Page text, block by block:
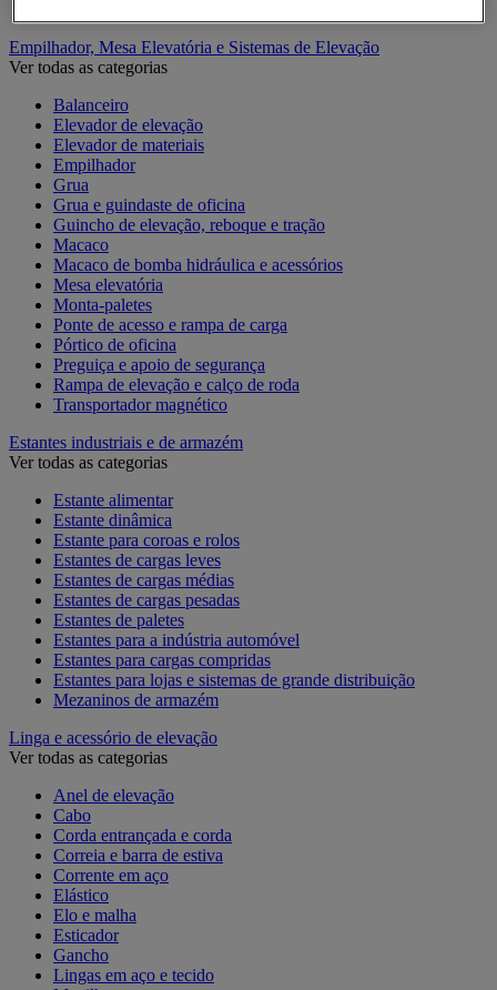
Empilhador, Mesa Elevatória e Sistemas de Elevação
Ver todas as categorias
Balanceiro
Elevador de elevação
Elevador de materiais
Empilhador
Grua
Grua e guindaste de oficina
Guincho de elevação, reboque e tração
Macaco
Macaco de bomba hidráulica e acessórios
Mesa elevatória
Monta-paletes
Ponte de acesso e rampa de carga
Pórtico de oficina
Preguiça e apoio de segurança
Rampa de elevação e calço de roda
Transportador magnético
Estantes industriais e de armazém
Ver todas as categorias
Estante alimentar
Estante dinâmica
Estante para coroas e rolos
Estantes de cargas leves
Estantes de cargas médias
Estantes de cargas pesadas
Estantes de paletes
Estantes para a indústria automóvel
Estantes para cargas compridas
Estantes para lojas e sistemas de grande distribuição
Mezaninos de armazém
Linga e acessório de elevação
Ver todas as categorias
Anel de elevação
Cabo
Corda entrançada e corda
Correia e barra de estiva
Corrente em aço
Elástico
Elo e malha
Esticador
Gancho
Lingas em aço e tecido